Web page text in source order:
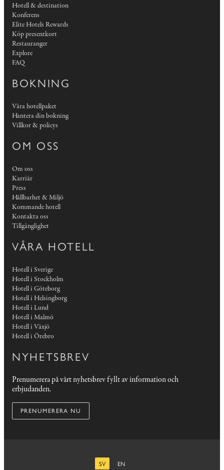
Hotell & destination
Konferens
Elite Hotels Rewards
Köp presentkort
Restauranger
Explore
FAQ
BOKNING
Våra hotellpaket
Hantera din bokning
Villkor & policys
OM OSS
Om oss
Karriär
Press
Hållbarhet & Miljö
Kommande hotell
Kontakta oss
Tillgänglighet
VÅRA HOTELL
Hotell i Sverige
Hotell i Stockholm
Hotell i Göteborg
Hotell i Helsingborg
Hotell i Lund
Hotell i Malmö
Hotell i Växjö
Hotell i Örebro
NYHETSBREV
Prenumerera på vårt nyhetsbrev fyllt av information och
erbjudanden.
PRENUMERERA NU
SV
EN